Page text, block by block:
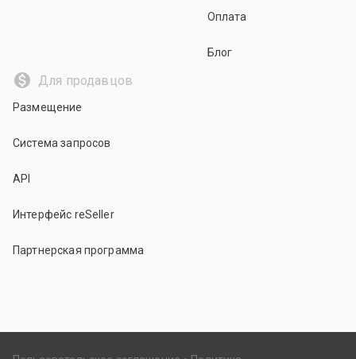
Оплата
Блог
Для продавцов
Размещение
Система запросов
API
Интерфейс reSeller
Партнерская программа